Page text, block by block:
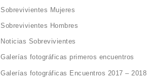
Sobrevivientes Mujeres
Sobrevivientes Hombres
Noticias Sobrevivientes
Galerías fotográficas primeros encuentros
Galerías fotográficas Encuentros 2017 – 2018